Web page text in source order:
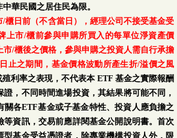
華民國之居住民為限。
櫃日前（不含當日），經理公司不接受基金受
上市/櫃前參與申購所買入的每單位淨資產價
/櫃後之價格，參與申購之投資人需自行承擔
止之期間，基金價格波動所產生折/溢價之風
利率之表現，不代表本 ETF 基金之實際報酬
，不同時間進場投資，其結果將可能不同，
關各ETF基金或子基金特性、投資人應負擔之
等資訊，交易前應詳閱基金公開說明書。首次
型基金受益憑證者，除專業機構投資人外，限